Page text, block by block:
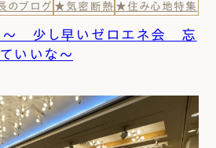
のブログ ★気密断熱 ★住み心地特集
少し早いゼロエネ会 忘
いいな～